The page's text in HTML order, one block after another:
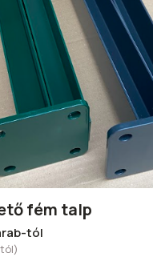
fém talp
tól